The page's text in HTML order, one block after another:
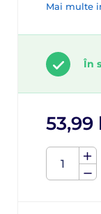
Mai multe
În
53,99